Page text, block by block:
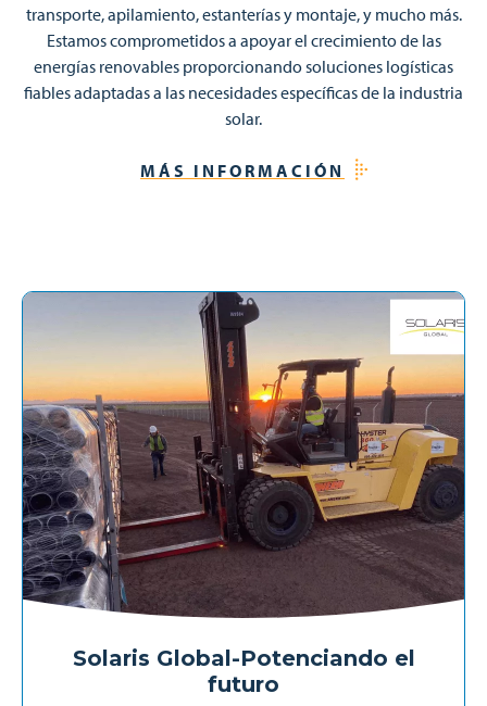
transporte, apilamiento, estanterías y montaje, y mucho más.
Estamos comprometidos a apoyar el crecimiento de las
energías renovables proporcionando soluciones logísticas
fiables adaptadas a las necesidades específicas de la industria
solar.
MÁS INFORMACIÓN
Solaris Global-Potenciando el
futuro